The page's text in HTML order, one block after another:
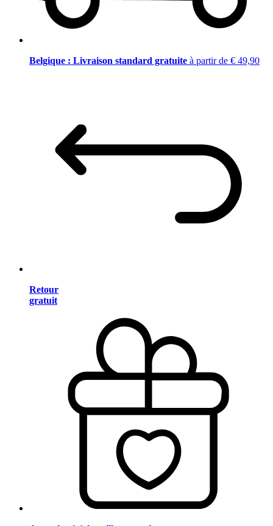
Belgique : Livraison standard gratuite à partir de € 49,90
Retour
gratuit